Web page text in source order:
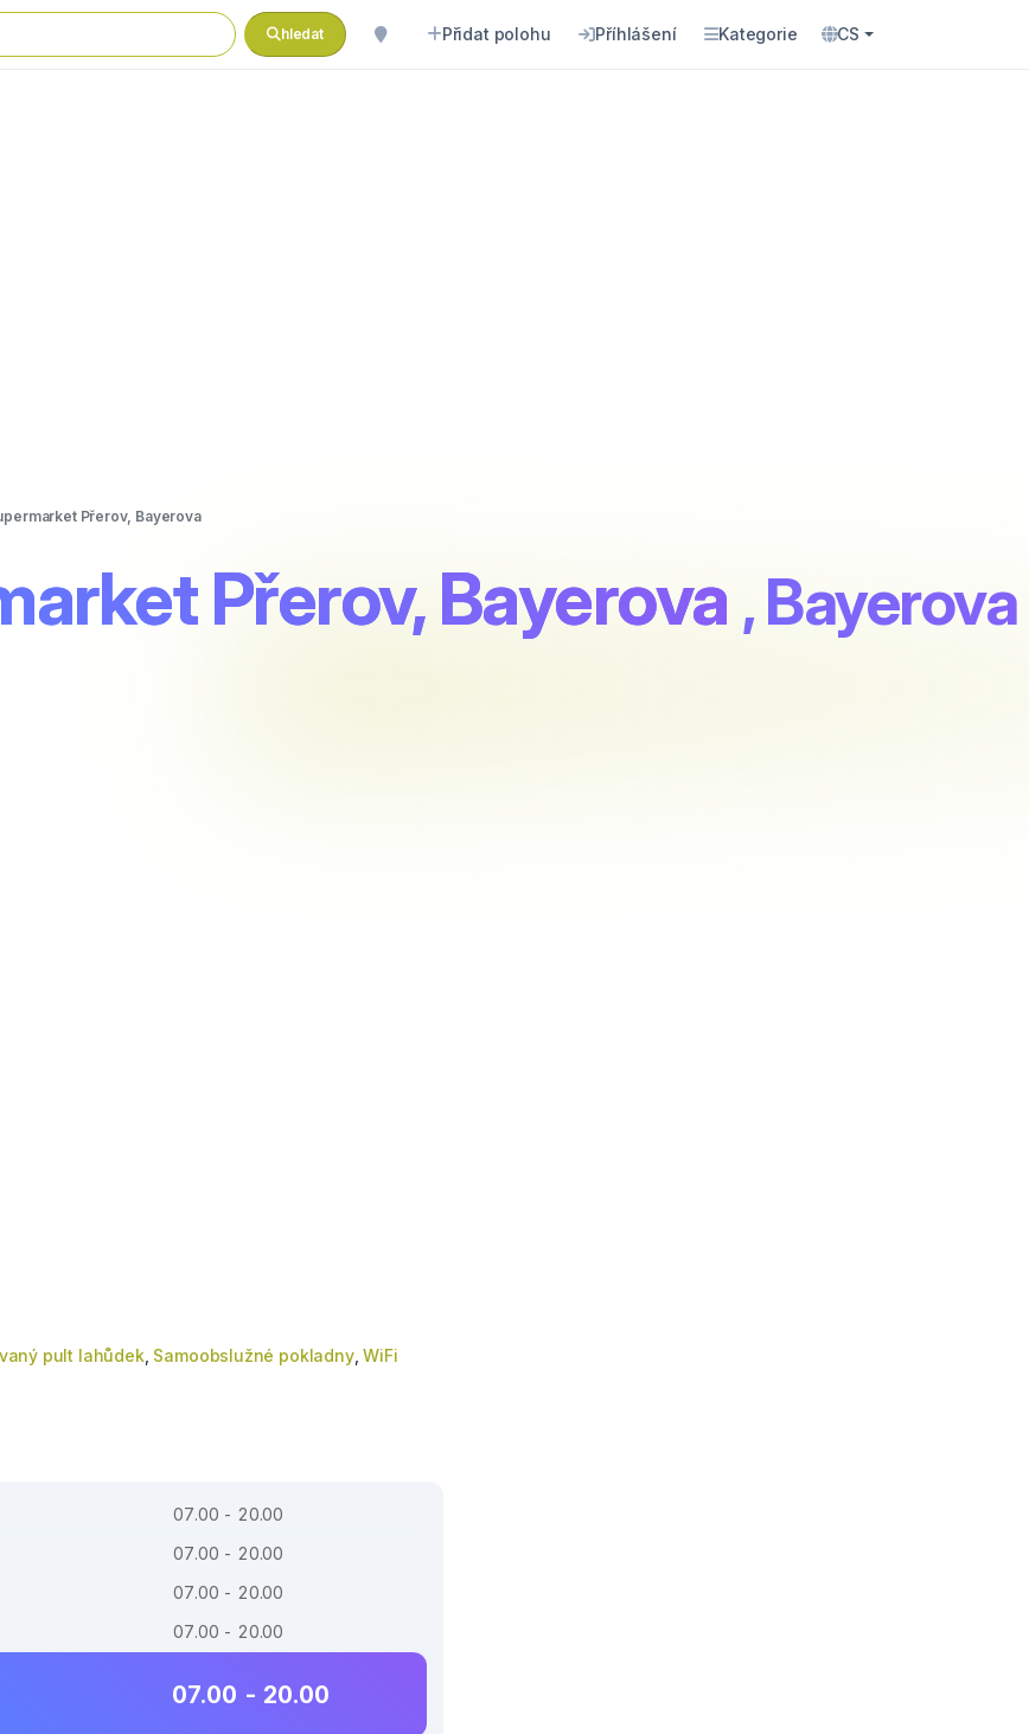
hledat Přidat polohu Příhlášení Kategorie CS
Přerov, Bayerova
Přerov, Bayerova ,
pult lahůdek, Samoobslužné pokladny,WiFi
07.00 - 20.00
07.00 - 20.00
07.00 - 20.00
07.00 - 20.00
07.00 - 20.00